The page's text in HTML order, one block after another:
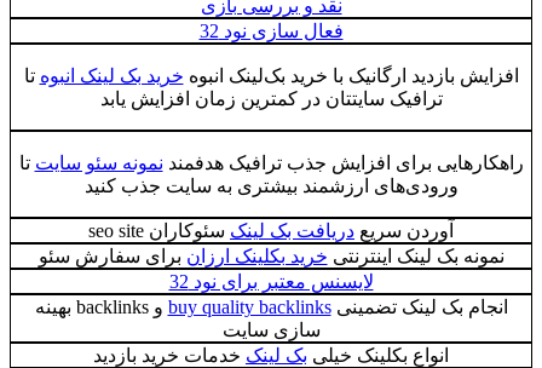
نقد و بررسی بازی
فعال سازی نود 32
افزایش بازدید ارگانیک با خرید بک‌لینک انبوه خرید بک لینک انبوه تا
ترافیک سایتتان در کمترین زمان افزایش یابد
راهکارهایی برای افزایش جذب ترافیک هدفمند نمونه سئو سایت تا
ورودی‌های ارزشمند بیشتری به سایت جذب کنید
آوردن سریع دریافت بک لینک سئوکاران seo site
نمونه بک لینک اینترنتی خرید بکلینک ارزان برای سفارش سئو
لایسنس معتبر برای نود 32
انجام بک لینک تضمینیbuy quality backlinks
و backlinks بهینه
سازی سایت
انواع بکلینک خیلی بک لینک خدمات خرید بازدید